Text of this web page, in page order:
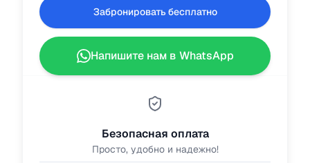
Забронировать бесплатно
Напишите нам в WhatsApp
Безопасная оплата
Просто, удобно и надежно!